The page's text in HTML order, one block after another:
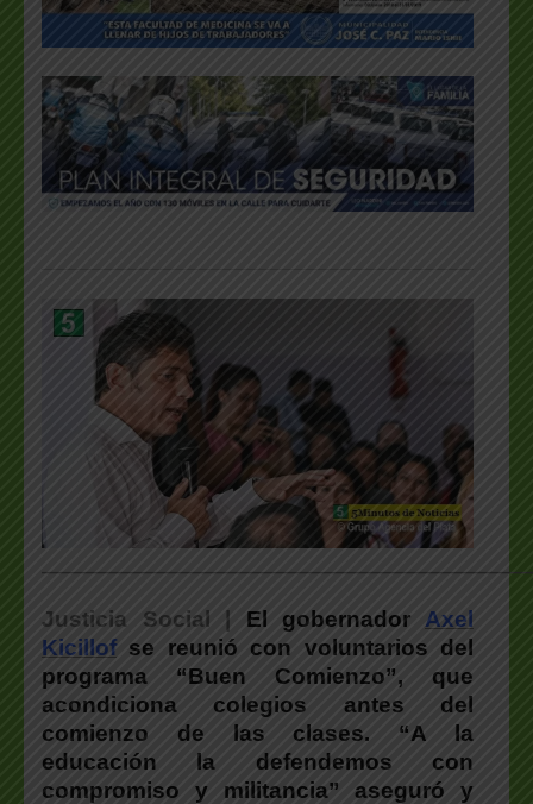
Justicia Social | El gobernador Axel
Kicillofse reunió con voluntarios del
programa “Buen Comienzo”, que
acondiciona colegios antes del
comienzo de las clases. “A la
educación la defendemos con
compromiso y militancia” aseguró y